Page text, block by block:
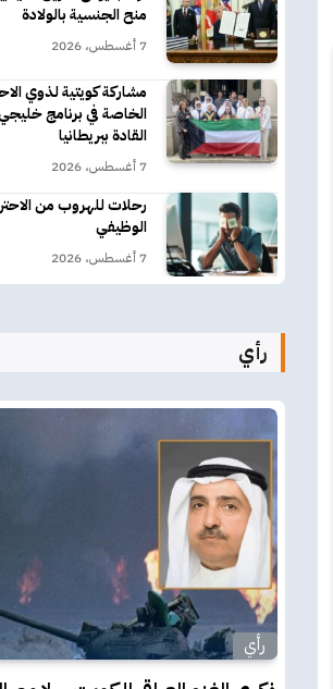
منح الجنسية بالولادة
7 أغسطس، 2026
مشاركة كويتية لذوي
الخاصة في برنامج
القادة ببريطانيا
7 أغسطس، 2026
رحلات للهروب من
الوظيفي
7 أغسطس، 2026
رأي
رأي